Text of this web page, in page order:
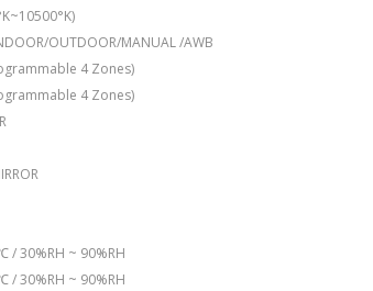
OUTDOOR/MANUAL /AWB
4 Zones)
4 Zones)
30%RH ~ 90%RH
30%RH ~ 90%RH